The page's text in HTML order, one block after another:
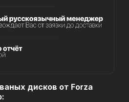
дисков от Forza